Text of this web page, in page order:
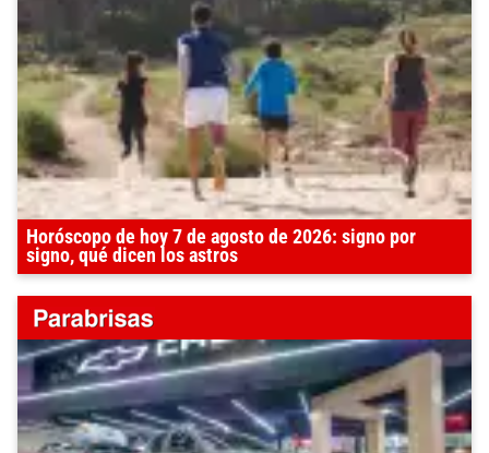
Horóscopo de hoy 7 de agosto de 2026: signo por
signo, qué dicen los astros